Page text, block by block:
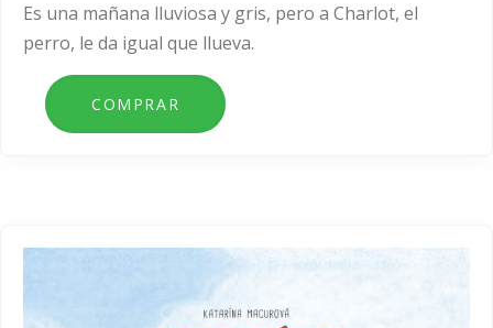
Es una mañana lluviosa y gris, pero a Charlot, el
perro, le da igual que llueva.